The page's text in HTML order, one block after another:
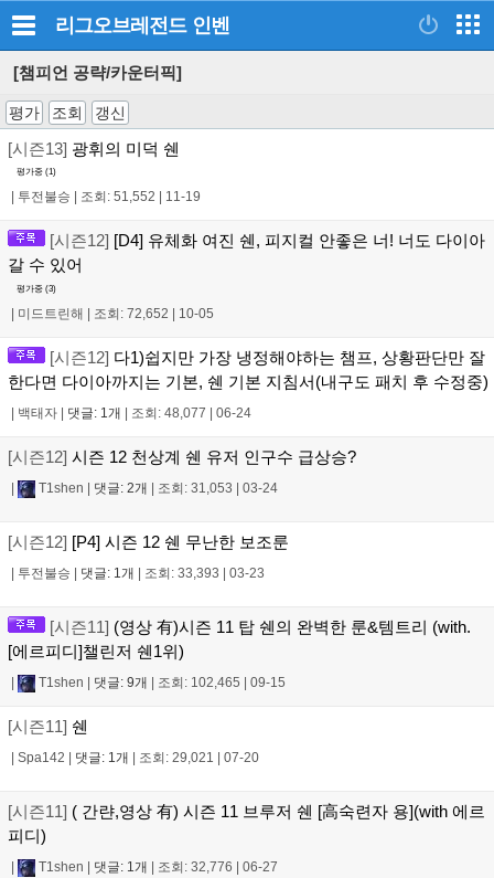
리그오브레전드 인벤
[챔피언 공략/카운터픽]
평가 조회 갱신
[시즌13] 광휘의 미덕 쉔
평가중 (1)
투전불승 조회: 51,552 11-19
[시즌12] [D4] 유체화 여진 쉔, 피지컬 안좋은 너! 너도 다이아
갈 수 있어
평가중 (3)
| 미드트린해 | 조회: 72,652 | 10-05
[시즌12] 다1)쉽지만 가장 냉정해야하는 챔프, 상황판단만 잘
한다면 다이아까지는 기본, 쉔 기본 지침서(내구도 패치 후 수정중)
| 백태자 | 댓글: 1개 | 조회: 48,077 | 06-24
[시즌12] 시즌 12 천상계 쉔 유저 인구수 급상승?
| T1shen | 댓글: 2개 | 조회: 31,053 | 03-24
[시즌12] [P4] 시즌 12 쉔 무난한 보조룬
| 투전불승 | 댓글: 1개 | 조회: 33,393 | 03-23
[시즌11] (영상 有)시즌 11 탑 쉔의 완벽한 룬&템트리 (with.
[에르피디]챌린저 쉔1위)
| T1shen | 댓글: 9개 | 조회: 102,465 | 09-15
[시즌11] 쉔
| Spa142 | 댓글: 1개 | 조회: 29,021 | 07-20
[시즌11] ( 간랸,영상 有) 시즌 11 브루저 쉔 [高숙련자 용](with 에르
피디)
| T1shen | 댓글: 1개 | 조회: 32,776 | 06-27